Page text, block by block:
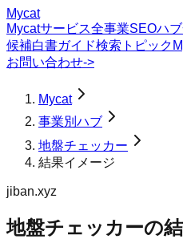
Mycat
Mycatサービス全事業SEOハブ
候補白書ガイド検索トピック
お問い合わせ->
Mycat
事業別ハブ
地盤チェッカー
結果イメージ
jiban.xyz
地盤チェッカーの